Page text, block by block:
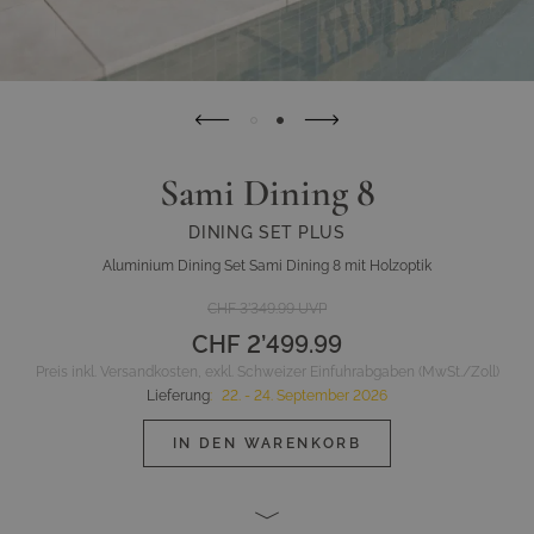
Sami Dining 8
DINING SET PLUS
Aluminium Dining Set Sami Dining 8 mit Holzoptik
CHF 3’349.99UVP
CHF 2’499.99
Preis inkl. Versandkosten, exkl. Schweizer Einfuhrabgaben (MwSt./Zoll)
Lieferung: 22. - 24. September 2026
IN DEN WARENKORB